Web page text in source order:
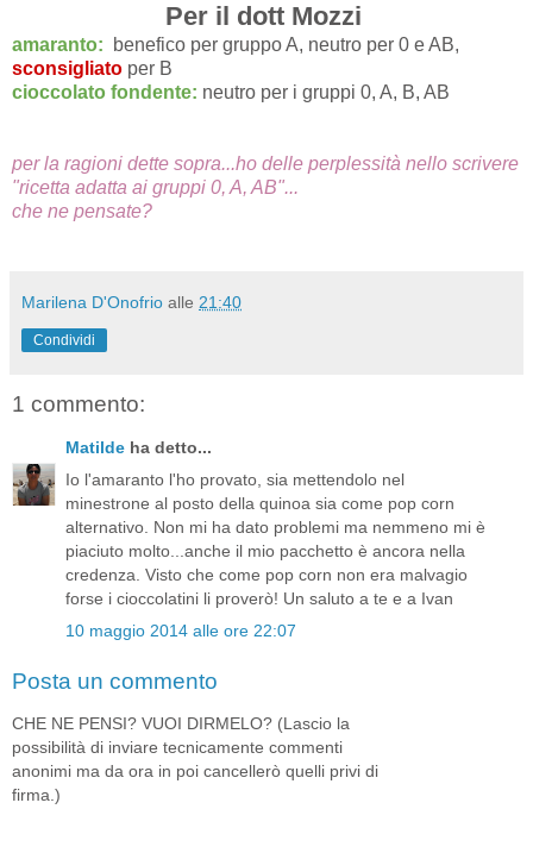
Per il dott Mozzi
amaranto:
benefico per gruppo A, neutro per 0 e AB,
sconsigliato per B
cioccolato fondente: neutro per i gruppi 0, A, B, AB
per la ragioni dette sopra...ho delle perplessità nello scrivere
"ricetta adatta ai gruppi 0, A, AB"...
che ne pensate?
Marilena D'Onofrio alle 21:40
Condividi
1 commento:
Matilde ha detto...
Io l'amaranto l'ho provato, sia mettendolo nel
minestrone al posto della quinoa sia come pop corn
alternativo. Non mi ha dato problemi ma nemmeno mi è
piaciuto molto...anche il mio pacchetto è ancora nella
credenza. Visto che come pop corn non era malvagio
forse i cioccolatini li proverò! Un saluto a te e a Ivan
10 maggio 2014 alle ore 22:07
Posta un commento
CHE NE PENSI? VUOI DIRMELO? (Lascio la
possibilità di inviare tecnicamente commenti
anonimi ma da ora in poi cancellerò quelli privi di
firma.)